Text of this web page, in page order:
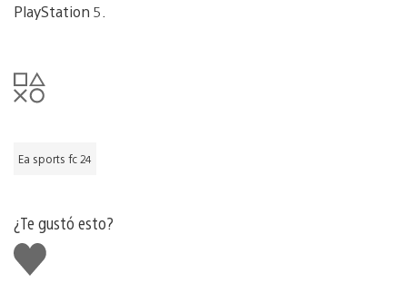
PlayStation 5.
Ea sports fc 24
¿Te gustó esto?
Me
gusta